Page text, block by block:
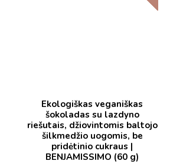
Ekologiškas veganiškas
šokoladas su lazdyno
riešutais, džiovintomis baltojo
šilkmedžio uogomis, be
pridėtinio cukraus |
BENJAMISSIMO (60 g)